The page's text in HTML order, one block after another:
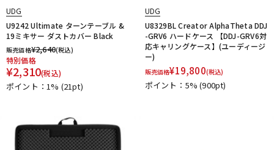
UDG
U9242 Ultimate ターンテーブル &
19ミキサー ダストカバー Black
販売価格¥2,640(税込)
特別価格
¥2,310(税込)
ポイント：1% (21pt)
UDG
U8329BL Creator AlphaTheta DDJ
-GRV6 ハードケース 【DDJ-GRV6対
応キャリングケース】(ユーディージ
ー)
販売価格¥19,800(税込)
ポイント：5%(900pt)